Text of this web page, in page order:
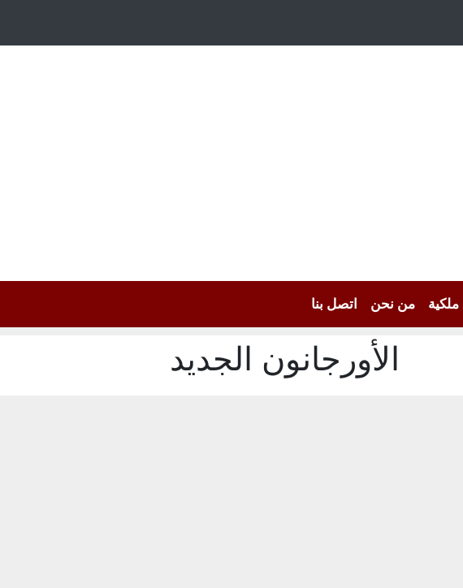
من نحن اتصل بنا
الأورجانون الجديد